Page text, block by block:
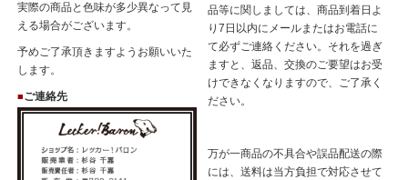
実際の商品と色味が多少異なって見
える場合がございます。
予めご了承頂きますようお願いいた
します。
■ご連絡先
品等に関しましては、商品到着日よ
り7日以内にメールまたはお電話に
て必ずご連絡ください。それを過ぎ
ますと、返品、交換のご要望はお受
けできなくなりますので、ご了承く
ださい。
万が一商品の不具合や誤品配送の際
には、送料は当方負担で対応させて